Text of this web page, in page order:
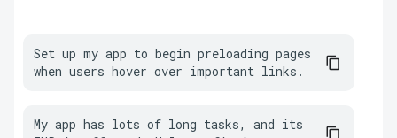
Set up my app to begin preloading pages
when users hover over important links.
My app has lots of long tasks, and its